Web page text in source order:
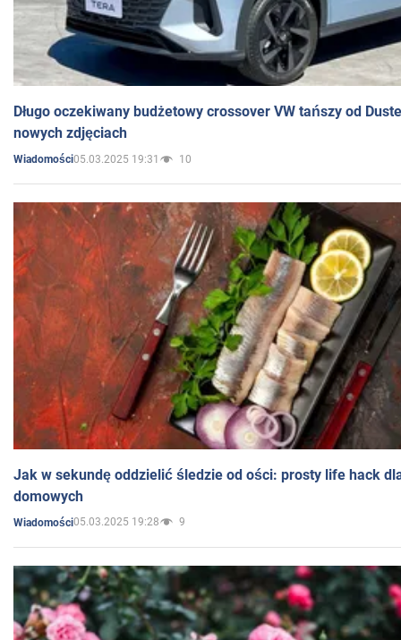
Długo oczekiwany budżetowy crossover VW tańszy od
nowych zdjęciach
Wiadomości05.03.2025 19:31 10
Jak w sekundę oddzielić śledzie od ości: prosty life hack
domowych
Wiadomości05.03.2025 19:28 9